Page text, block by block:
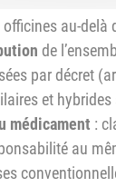
au-
de
par décret
et
médicament :
au